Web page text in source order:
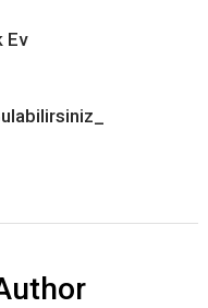
Ev